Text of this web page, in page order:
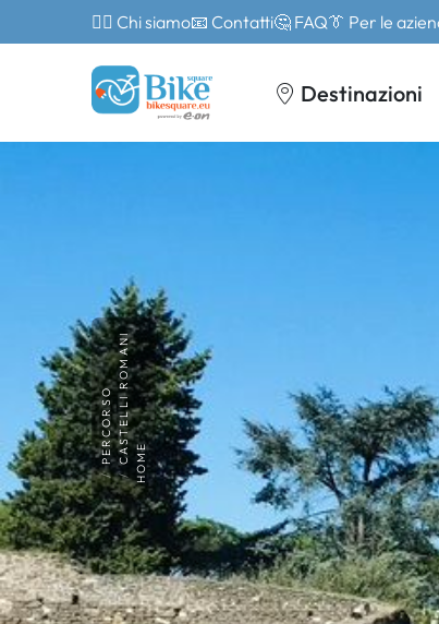
🙎‍♂️ Chi siamo📧 Contatti🤔 FAQ👔 Per le
Destinazioni
HOME
CASTELLI ROMANI
PERCORSO